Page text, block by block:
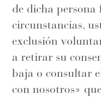
de dicha persona
circunstancias,
exclusión
a retirar su
baja o consultar
con nosotros»